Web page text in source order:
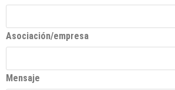
Asociación/empresa
Mensaje